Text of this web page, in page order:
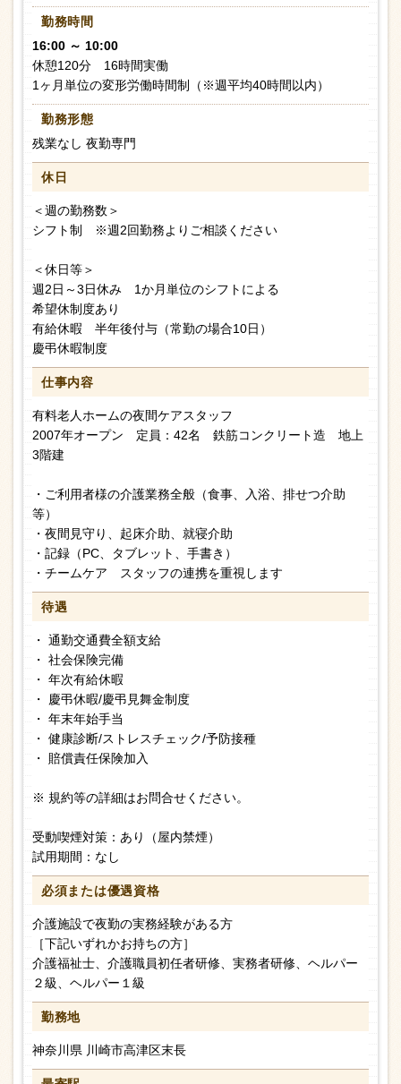
勤務時間
16:00 ～ 10:00
休憩120分 16時間実働
1ヶ月単位の変形労働時間制（※週平均40時間以内）
勤務形態
残業なし 夜勤専門
休日
＜週の勤務数＞
シフト制 ※週2回勤務よりご相談ください
＜休日等＞
週2日～3日休み 1か月単位のシフトによる
希望休制度あり
有給休暇 半年後付与（常勤の場合10日）
慶弔休暇制度
仕事内容
有料老人ホームの夜間ケアスタッフ
2007年オープン 定員：42名 鉄筋コンクリート造 地上
3階建
・ご利用者様の介護業務全般（食事、入浴、排せつ介助
等）
・夜間見守り、起床介助、就寝介助
・記録（PC、タブレット、手書き）
・チームケア スタッフの連携を重視します
待遇
・ 通勤交通費全額支給
・ 社会保険完備
・ 年次有給休暇
・ 慶弔休暇/慶弔見舞金制度
・ 年末年始手当
・ 健康診断/ストレスチェック/予防接種
・ 賠償責任保険加入
※ 規約等の詳細はお問合せください。
受動喫煙対策：あり（屋内禁煙）
試用期間：なし
必須または優遇資格
介護施設で夜勤の実務経験がある方
［下記いずれかお持ちの方］
介護福祉士、介護職員初任者研修、実務者研修、ヘルパー
２級、ヘルパー１級
勤務地
神奈川県 川崎市高津区末長